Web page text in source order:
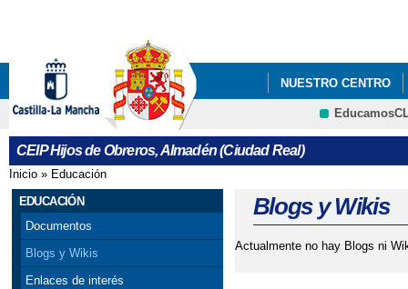
NUESTRO CENTRO
PLAN DIGITAL DE
LISTADO LIBROS
PLAN DIGITAL DE
CEIP Hijos de Obreros, Almadén (Ciudad Real)
Se encuentra usted aquí
Inicio » Educación
EDUCACIÓN
Documentos
Blogs y Wikis
Enlaces de interés
Blogs y Wikis
Actualmente no hay Blogs ni